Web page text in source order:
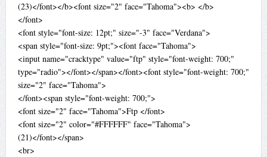
(23)</font></b><font size="2" face="Tahoma"><b> </b>
</font>
<font style="font-size: 12pt;" size="-3" face="Verdana">
<span style="font-size: 9pt;"><font face="Tahoma">
<input name="cracktype" value="ftp" style="font-weight: 700;"
type="radio"></font></span></font><font style="font-weight: 700;"
size="2" face="Tahoma">
</font><span style="font-weight: 700;">
<font size="2" face="Tahoma">Ftp </font>
<font size="2" color="#FFFFFF" face="Tahoma">
(21)</font></span>
<br>